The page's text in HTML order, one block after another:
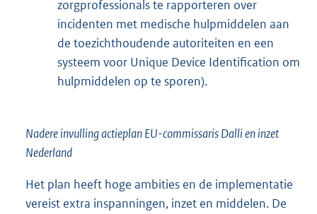
zorgprofessionals te rapporteren over
incidenten met medische hulpmiddelen aan
de toezichthoudende autoriteiten en een
systeem voor Unique Device Identification om
hulpmiddelen op te sporen).
Nadere invulling actieplan EU-commissaris Dalli en inzet
Nederland
Het plan heeft hoge ambities en de implementatie
vereist extra inspanningen, inzet en middelen. De